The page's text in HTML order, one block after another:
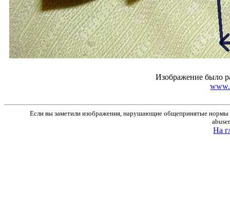
Изображение было
Если вы заметили изображения, нарушающие общепринятые нормы
На